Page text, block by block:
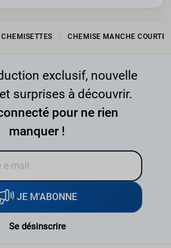
CHEMISE MANCHE COURTE
exclusif, nouvelle
surprises à découvrir.
pour ne rien
manquer !
JE M'ABONNE
Se désinscrire